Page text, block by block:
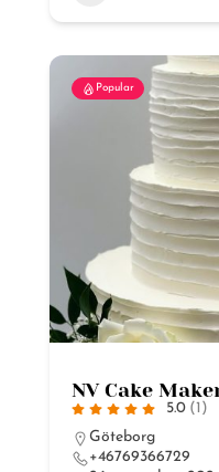
Popular
NV Cake
5.0 (1)
Göteborg
+46769366729